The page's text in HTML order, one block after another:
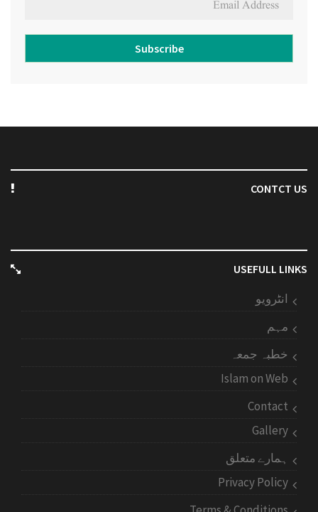
Subscribe
CONTCT US
USEFULL LINKS
انٹرویو
مہم
خطبہ جمعہ
Islam on Web
Contact
Gallery
ہمارے متعلق
Privacy Policy